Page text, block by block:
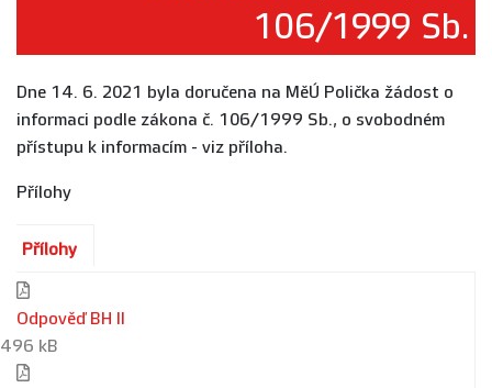
106/1999 Sb.
Dne 14. 6. 2021 byla doručena na MěÚ Polička žádost o
informaci podle zákona č. 106/1999 Sb., o svobodném
přístupu k informacím - viz příloha.
Přílohy
Přílohy
Odpověď BH II
496 kB